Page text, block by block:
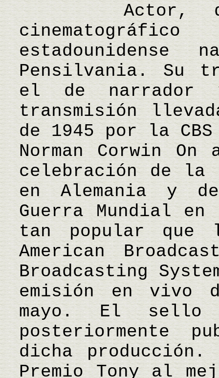
Actor,
Pensilvania. Su
el de narrador
transmisión
de 1945 por la
Norman Corwin
celebración de la
en Alemania y
Guerra Mundial
tan popular que
American
Broadcasting
emisión en vivo
mayo. El sello
posteriormente
dicha producción.
Premio Tony al